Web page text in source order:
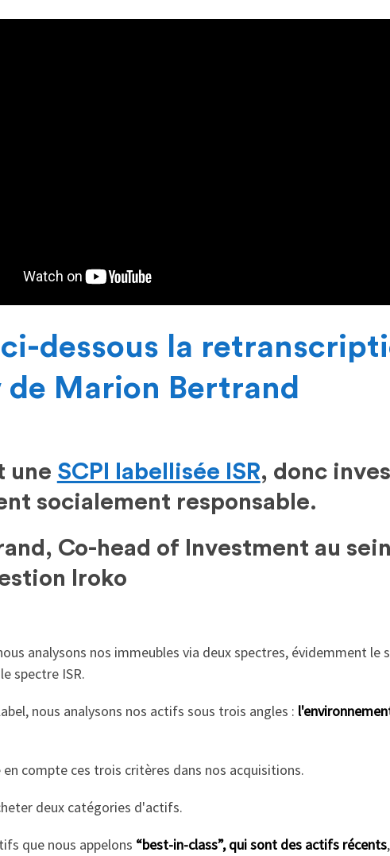
ci-dessous la
de Marion Bertrand
une SCPI labellisée ISR, donc
socialement responsable.
Co-head of Investment au
Iroko
analysons nos immeubles via deux spectres, évidemment
spectre ISR.
nous analysons nos actifs sous trois angles :
en compte ces trois critères dans nos acquisitions.
deux catégories d'actifs.
que nous appelons “best-in-class”, qui sont des actifs récents